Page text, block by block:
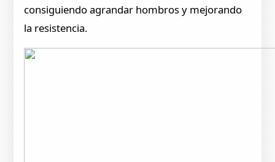
consiguiendo agrandar hombros y mejorando
la resistencia.